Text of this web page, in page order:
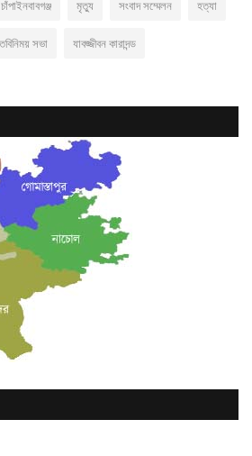
চাঁপাইনবাবগঞ্জ মৃত্যু সংবাদ সম্মেলন হত্যা
সভা যাবজ্জীবন কারাদন্ড